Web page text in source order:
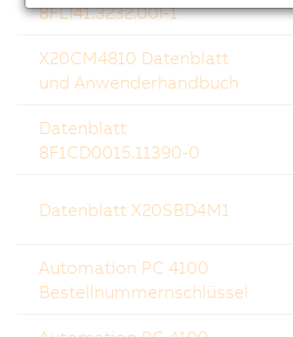
8FLI41.3232.00I-1
X20CM4810 Datenblatt
und Anwenderhandbuch
Datenblatt
8F1CD0015.11390-0
Datenblatt X20SBD4M1
Automation PC 4100
Bestellnummernschlüssel